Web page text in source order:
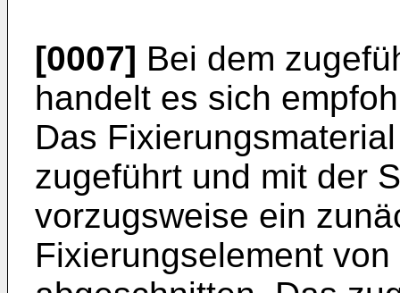
[0007] Bei dem
handelt es sich
Das
zugeführt und mit der
vorzugsweise ein
Fixierungselement